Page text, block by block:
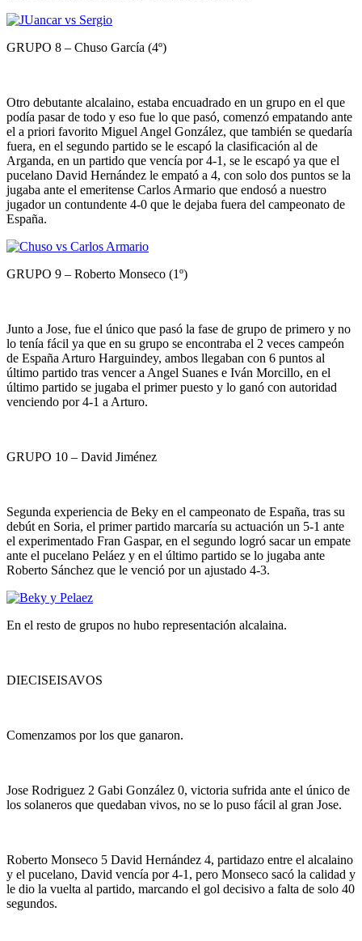
GRUPO 8 – Chuso García (4º)
Otro debutante alcalaino, estaba encuadrado en un grupo en el que
podía pasar de todo y eso fue lo que pasó, comenzó empatando ante
el a priori favorito Miguel Angel González, que también se quedaría
fuera, en el segundo partido se le escapó la clasificación al de
Arganda, en un partido que vencía por 4-1, se le escapó ya que el
pucelano David Hernández le empató a 4, con solo dos puntos se la
jugaba ante el emeritense Carlos Armario que endosó a nuestro
jugador un contundente 4-0 que le dejaba fuera del campeonato de
España.
GRUPO 9 – Roberto Monseco (1º)
Junto a Jose, fue el único que pasó la fase de grupo de primero y no
lo tenía fácil ya que en su grupo se encontraba el 2 veces campeón
de España Arturo Harguindey, ambos llegaban con 6 puntos al
último partido tras vencer a Angel Suanes e Iván Morcillo, en el
último partido se jugaba el primer puesto y lo ganó con autoridad
venciendo por 4-1 a Arturo.
GRUPO 10 – David Jiménez
Segunda experiencia de Beky en el campeonato de España, tras su
debút en Soria, el primer partido marcaría su actuación un 5-1 ante
el experimentado Fran Gaspar, en el segundo logró sacar un empate
ante el pucelano Peláez y en el último partido se lo jugaba ante
Roberto Sánchez que le venció por un ajustado 4-3.
En el resto de grupos no hubo representación alcalaina.
DIECISEISAVOS
Comenzamos por los que ganaron.
Jose Rodriguez 2 Gabi González 0, victoria sufrida ante el único de
los solaneros que quedaban vivos, no se lo puso fácil al gran Jose.
Roberto Monseco 5 David Hernández 4, partidazo entre el alcalaino
y el pucelano, David vencía por 4-1, pero Monseco sacó la calidad y
le dio la vuelta al partido, marcando el gol decisivo a falta de solo 40
segundos.